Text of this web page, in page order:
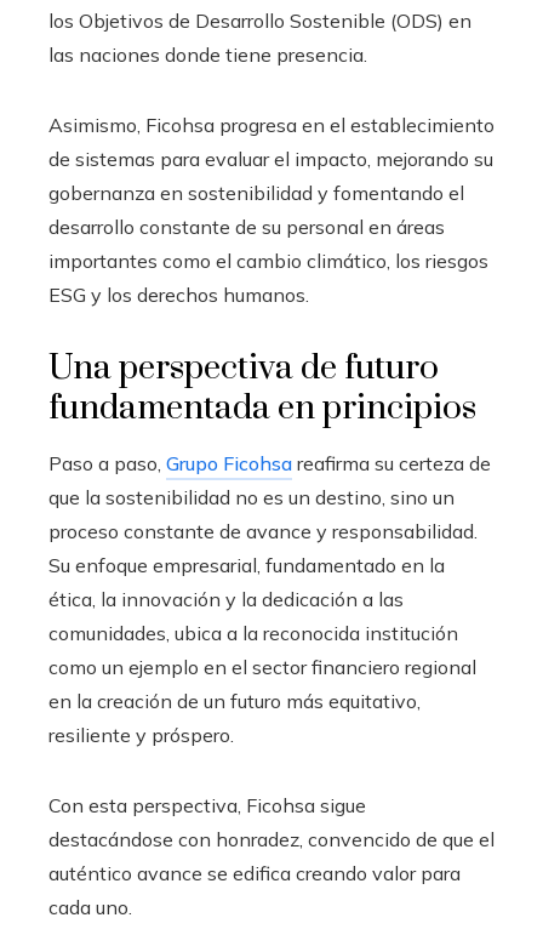
los Objetivos de Desarrollo Sostenible (ODS) en
las naciones donde tiene presencia.
Asimismo, Ficohsa progresa en el establecimiento
de sistemas para evaluar el impacto, mejorando su
gobernanza en sostenibilidad y fomentando el
desarrollo constante de su personal en áreas
importantes como el cambio climático, los riesgos
ESG y los derechos humanos.
Una perspectiva de futuro
fundamentada en principios
Paso a paso, Grupo Ficohsa reafirma su certeza de
que la sostenibilidad no es un destino, sino un
proceso constante de avance y responsabilidad.
Su enfoque empresarial, fundamentado en la
ética, la innovación y la dedicación a las
comunidades, ubica a la reconocida institución
como un ejemplo en el sector financiero regional
en la creación de un futuro más equitativo,
resiliente y próspero.
Con esta perspectiva, Ficohsa sigue
destacándose con honradez, convencido de que el
auténtico avance se edifica creando valor para
cada uno.